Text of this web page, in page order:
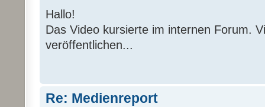
Hallo!
Das Video kursierte im internen Forum.
veröffentlichen...
Re: Medienreport